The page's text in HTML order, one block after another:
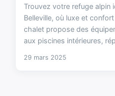
Trouvez votre refuge alpin
Belleville, où luxe et
chalet propose des
aux piscines intérieures,
29 mars 2025